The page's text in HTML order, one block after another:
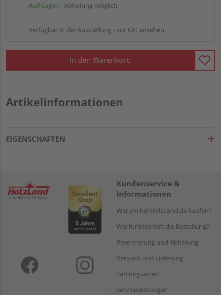
Auf Lager: Abholung möglich
Verfügbar in der Ausstellung - vor Ort ansehen.
In den Warenkorb
Artikelinformationen
EIGENSCHAFTEN
Kundenservice &
Informationen
Warum bei HolzLand.de kaufen?
Wie funktioniert die Bestellung?
Reservierung und Abholung
Versand und Lieferung
Zahlungsarten
Serviceleistungen